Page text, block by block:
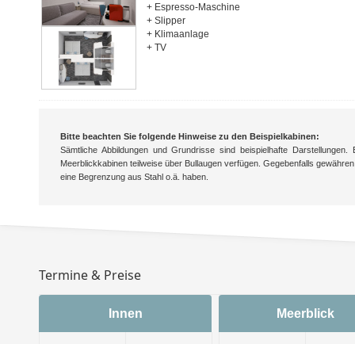
+ Espresso-Maschine
+ Slipper
+ Klimaanlage
+ TV
Bitte beachten Sie folgende Hinweise zu den Beispielkabinen:
Sämtliche Abbildungen und Grundrisse sind beispielhafte
Meerblickkabinen teilweise über Bullaugen verfügen. Gegebenfalls
eine Begrenzung aus Stahl o.ä. haben.
Termine & Preise
Innen Meerblick